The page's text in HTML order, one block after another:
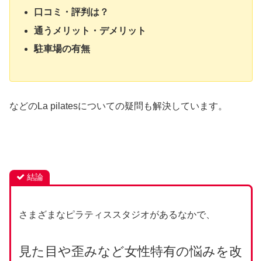
口コミ・評判は？
通うメリット・デメリット
駐車場の有無
などのLa pilatesについての疑問も解決しています。
結論
さまざまなピラティススタジオがあるなかで、
見た目や歪みなど女性特有の悩みを改